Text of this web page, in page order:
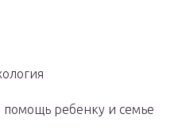
помощь ребенку и семье